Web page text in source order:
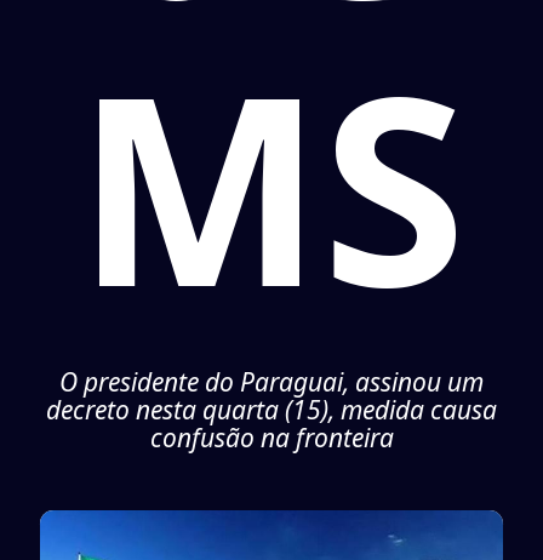
MS
O presidente do Paraguai, assinou um
decreto nesta quarta (15), medida causa
confusão na fronteira